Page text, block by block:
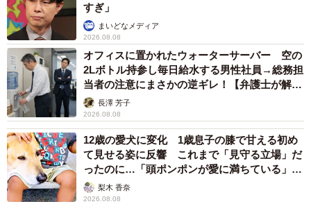
「長くこの趣味を楽しみたいので、1時間以上は並ばないと
いうルールにしています」
なぜこれほどまでに、この趣味に魅了されるのか。わくい
さんは、オープン直後ならではの空気感を挙げます。
「オープンしたばかりのお店って、まだいろいろ"ふわっふ
わ"してるんです。完成させていこうとしているスタッフさ
んの姿がきれいで、僕が入店することで、このお店の歴史
が始まるんだなという感慨もある」
すぎ」
まいどなメディア
2026.08.08
オフィスに置かれたウォーターサーバー 空の
2Lボトル持参し毎日給水する男性社員→総務担
当者の注意にまさかの逆ギレ！【弁護士が解
説】長澤 芳子
2026.08.08
12歳の愛犬に変化 1歳息子の膝で甘える初め
て見せる姿に反響 これまで「見守る立場」だ
ったのに…「頭ポンポンが愛に満ちている」
「尊…」
梨木 香奈
2026.08.08